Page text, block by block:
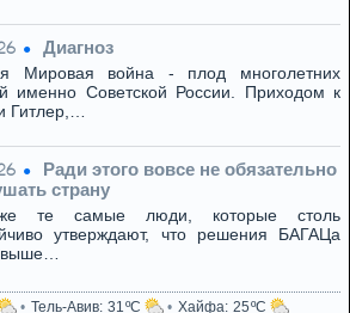
Диагноз
Мировая война - плод многолетних
именно Советской России. Приходом к
Гитлер,…
Ради этого вовсе не обязательно
страну
те самые люди, которые столь
утверждают, что решения БАГАЦа
выше…
Тель-Авив 31 Хайфа 25